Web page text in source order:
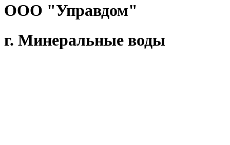
ООО "Управдом"
г. Минеральные воды